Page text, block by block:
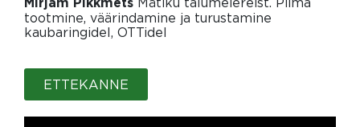
Mirjam Pikkmets
tootmine, väärindamine ja turustamine
kaubaringidel, OTTidel
ETTEKANNE